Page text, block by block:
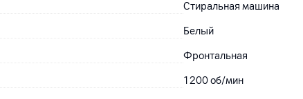
Стиральная машина
Белый
Фронтальная
1200 об/мин